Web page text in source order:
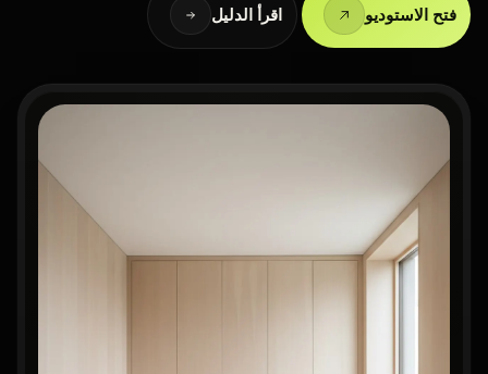
فتح الاستوديو اقرأ الدليل